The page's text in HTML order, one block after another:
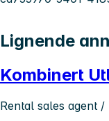
Lignende
Kombinert
Rental sales agent